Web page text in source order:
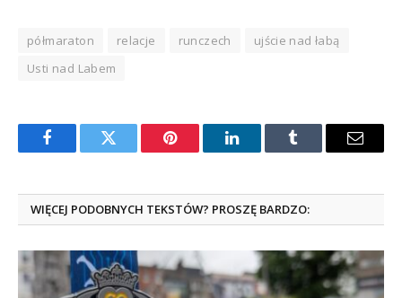
półmaraton relacje runczech
ujście nad łabą
Usti nad Labem
FacebookTwitter Pinterest LinkedInTumblr Email
WIĘCEJ PODOBNYCH TEKSTÓW? PROSZĘ BARDZO: